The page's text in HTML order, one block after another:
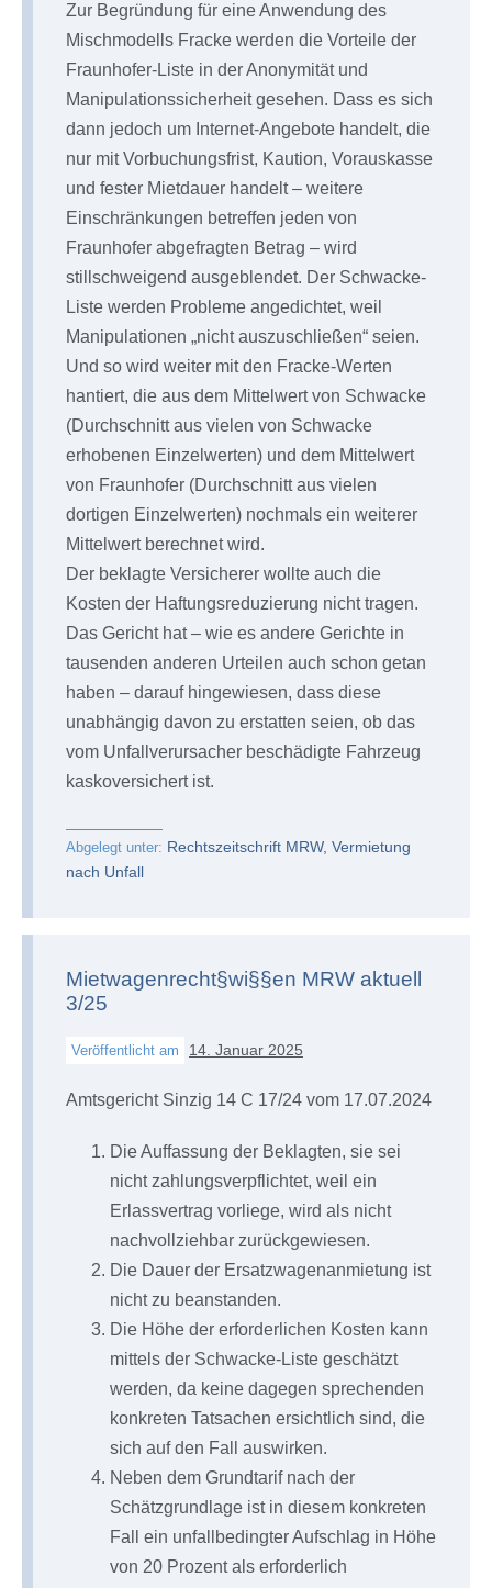
Zur Begründung für eine Anwendung des
Mischmodells Fracke werden die Vorteile der
Fraunhofer-Liste in der Anonymität und
Manipulationssicherheit gesehen. Dass es sich
dann jedoch um Internet-Angebote handelt, die
nur mit Vorbuchungsfrist, Kaution, Vorauskasse
und fester Mietdauer handelt – weitere
Einschränkungen betreffen jeden von
Fraunhofer abgefragten Betrag – wird
stillschweigend ausgeblendet. Der Schwacke-
Liste werden Probleme angedichtet, weil
Manipulationen „nicht auszuschließen“ seien.
Und so wird weiter mit den Fracke-Werten
hantiert, die aus dem Mittelwert von Schwacke
(Durchschnitt aus vielen von Schwacke
erhobenen Einzelwerten) und dem Mittelwert
von Fraunhofer (Durchschnitt aus vielen
dortigen Einzelwerten) nochmals ein weiterer
Mittelwert berechnet wird.
Der beklagte Versicherer wollte auch die
Kosten der Haftungsreduzierung nicht tragen.
Das Gericht hat – wie es andere Gerichte in
tausenden anderen Urteilen auch schon getan
haben – darauf hingewiesen, dass diese
unabhängig davon zu erstatten seien, ob das
vom Unfallverursacher beschädigte Fahrzeug
kaskoversichert ist.
Abgelegt unter: Rechtszeitschrift MRW, Vermietung
nach Unfall
Mietwagenrecht§wi§§en MRW aktuell
3/25
Veröffentlicht am 14. Januar 2025
Amtsgericht Sinzig 14 C 17/24 vom 17.07.2024
Die Auffassung der Beklagten, sie sei
nicht zahlungsverpflichtet, weil ein
Erlassvertrag vorliege, wird als nicht
nachvollziehbar zurückgewiesen.
Die Dauer der Ersatzwagenanmietung ist
nicht zu beanstanden.
Die Höhe der erforderlichen Kosten kann
mittels der Schwacke-Liste geschätzt
werden, da keine dagegen sprechenden
konkreten Tatsachen ersichtlich sind, die
sich auf den Fall auswirken.
Neben dem Grundtarif nach der
Schätzgrundlage ist in diesem konkreten
Fall ein unfallbedingter Aufschlag in Höhe
von 20 Prozent als erforderlich